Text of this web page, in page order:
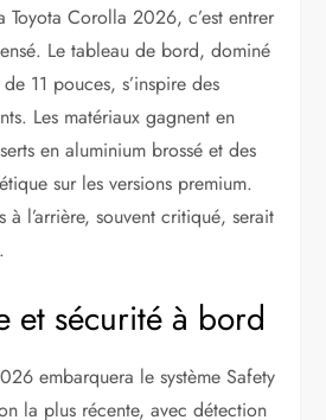
Corolla 2026, c’est entrer
Le tableau de bord, dominé
11 pouces, s’inspire des
Les matériaux gagnent en
en aluminium brossé et des
sur les versions premium.
à l’arrière, souvent critiqué, serait
et sécurité à bord
embarquera le système Safety
la plus récente, avec détection